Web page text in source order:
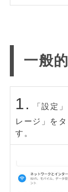
一般
1.
「設定
レージ」をタ
す。